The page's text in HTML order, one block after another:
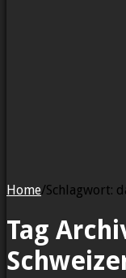
Home/Schlagwort:
Tag